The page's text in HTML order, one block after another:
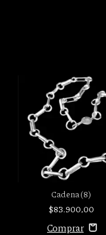
Cadena (8)
$83.900,00